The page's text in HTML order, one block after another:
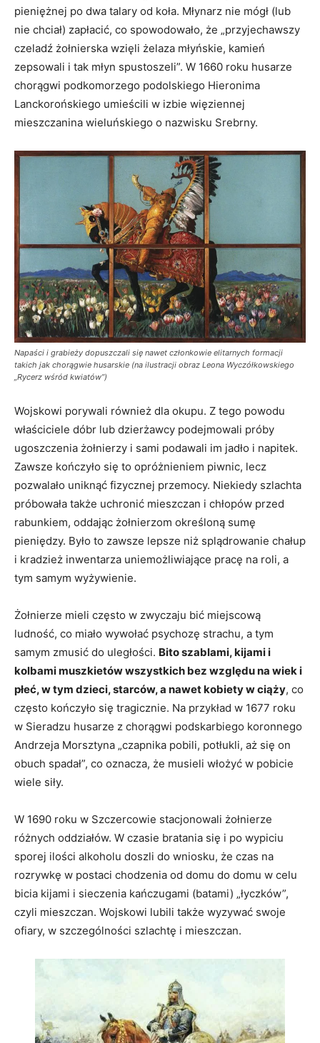
pieniężnej po dwa talary od koła. Młynarz nie mógł (lub
nie chciał) zapłacić, co spowodowało, że „przyjechawszy
czeladź żołnierska wzięli żelaza młyńskie, kamień
zepsowali i tak młyn spustoszeli”. W 1660 roku husarze
chorągwi podkomorzego podolskiego Hieronima
Lanckorońskiego umieścili w izbie więziennej
mieszczanina wieluńskiego o nazwisku Srebrny.
Napaści i grabieży dopuszczali się nawet członkowie elitarnych formacji
takich jak chorągwie husarskie (na ilustracji obraz Leona Wyczółkowskiego
„Rycerz wśród kwiatów”)
Wojskowi porywali również dla okupu. Z tego powodu
właściciele dóbr lub dzierżawcy podejmowali próby
ugoszczenia żołnierzy i sami podawali im jadło i napitek.
Zawsze kończyło się to opróżnieniem piwnic, lecz
pozwalało uniknąć fizycznej przemocy. Niekiedy szlachta
próbowała także uchronić mieszczan i chłopów przed
rabunkiem, oddając żołnierzom określoną sumę
pieniędzy. Było to zawsze lepsze niż splądrowanie chałup
i kradzież inwentarza uniemożliwiające pracę na roli, a
tym samym wyżywienie.
Żołnierze mieli często w zwyczaju bić miejscową
ludność, co miało wywołać psychozę strachu, a tym
samym zmusić do uległości. Bito szablami, kijami i
kolbami muszkietów wszystkich bez względu na wiek i
płeć, w tym dzieci, starców, a nawet kobiety w ciąży, co
często kończyło się tragicznie. Na przykład w 1677 roku
w Sieradzu husarze z chorągwi podskarbiego koronnego
Andrzeja Morsztyna „czapnika pobili, potłukli, aż się on
obuch spadał”, co oznacza, że musieli włożyć w pobicie
wiele siły.
W 1690 roku w Szczercowie stacjonowali żołnierze
różnych oddziałów. W czasie bratania się i po wypiciu
sporej ilości alkoholu doszli do wniosku, że czas na
rozrywkę w postaci chodzenia od domu do domu w celu
bicia kijami i sieczenia kańczugami (batami) „łyczków”,
czyli mieszczan. Wojskowi lubili także wyzywać swoje
ofiary, w szczególności szlachtę i mieszczan.